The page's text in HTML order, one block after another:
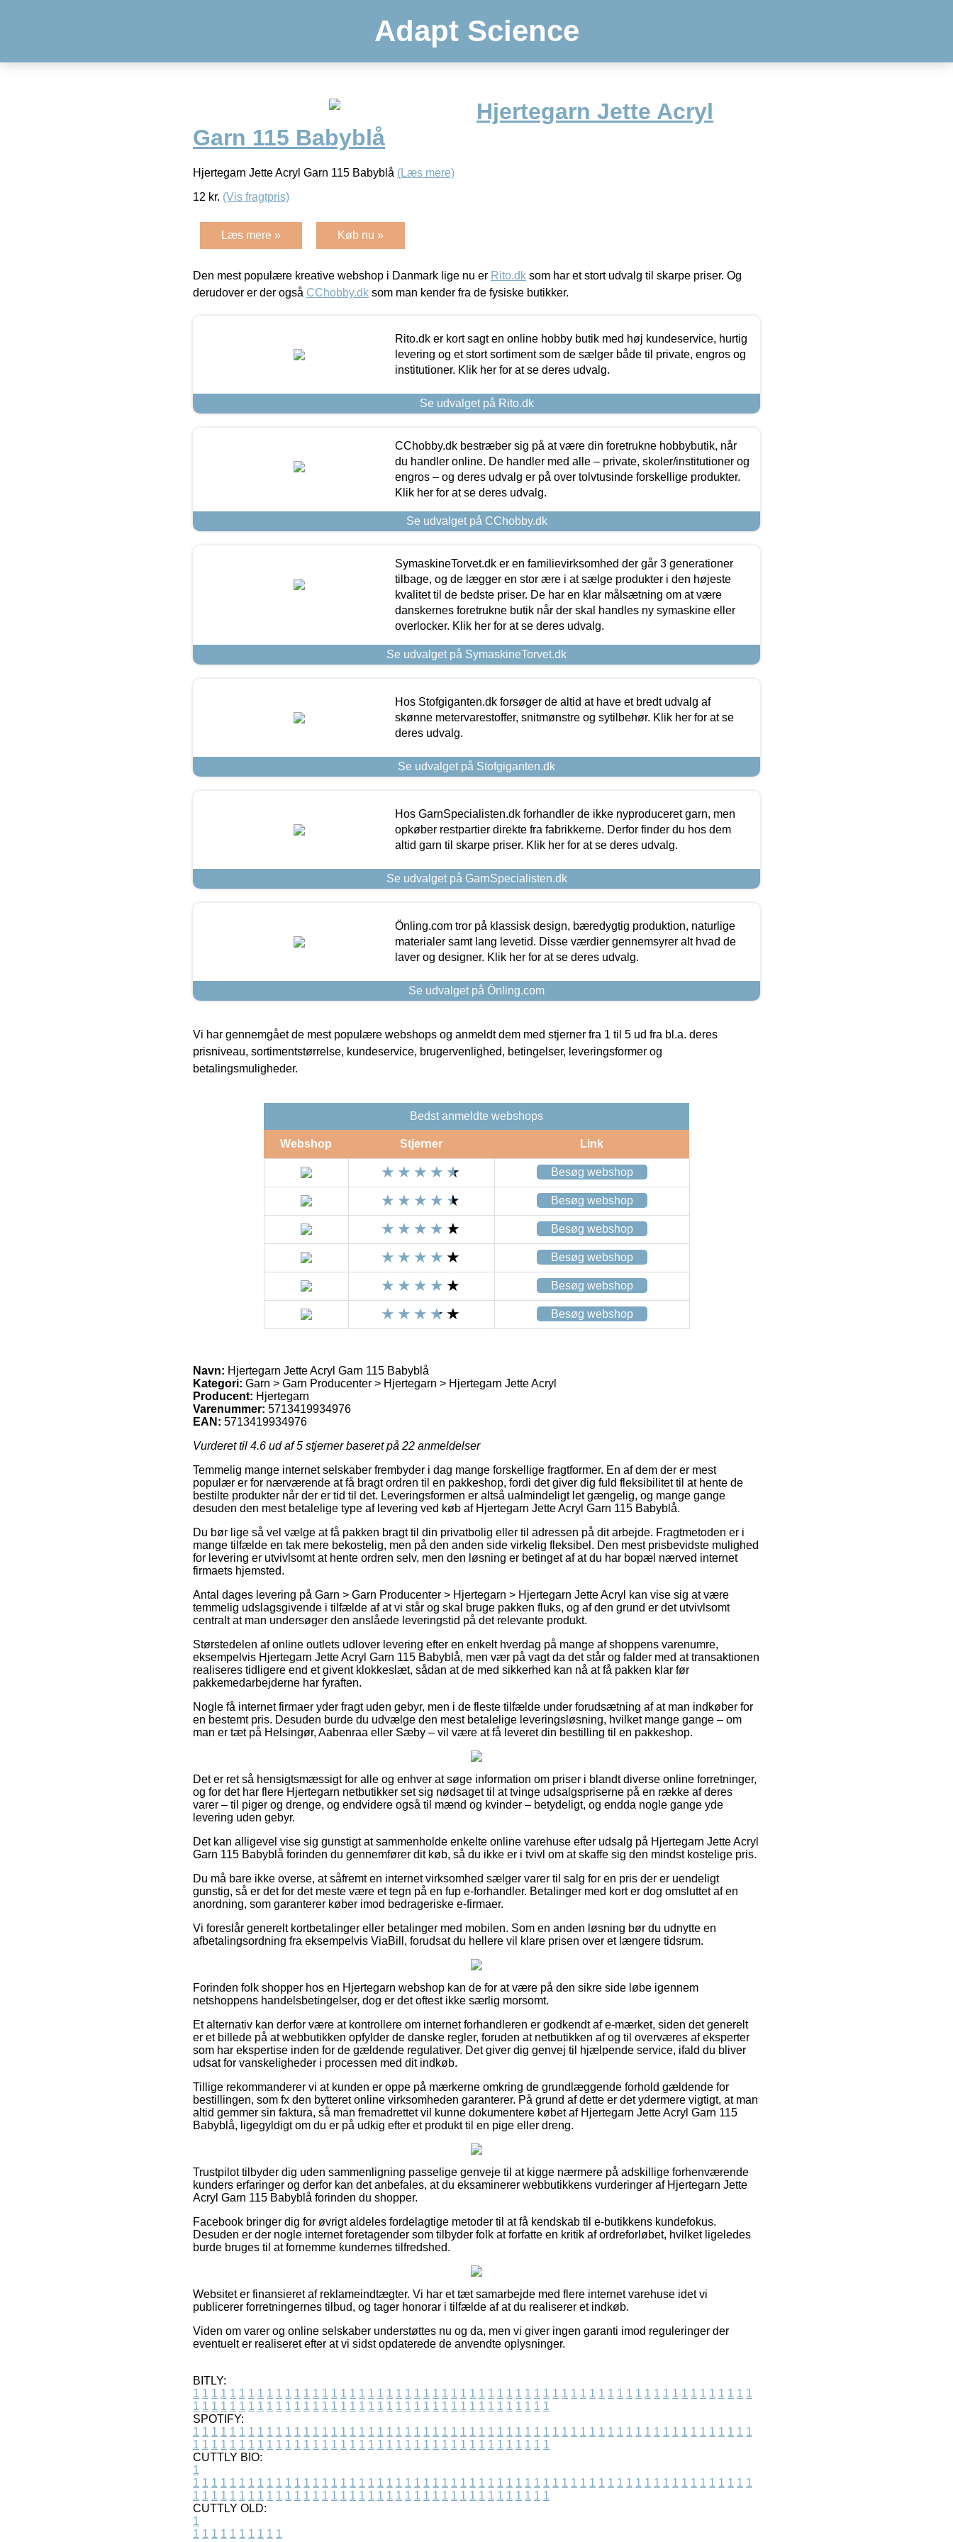
Adapt Science
Hjertegarn Jette Acryl
Garn 115 Babyblå
Hjertegarn Jette Acryl Garn 115 Babyblå (Læs mere)
12 kr. (Vis fragtpris)
Læs mere » Køb nu »
Den mest populære kreative webshop i Danmark lige nu er Rito.dk som har et stort udvalg til skarpe priser. Og
derudover er der også CChobby.dk som man kender fra de fysiske butikker.
Rito.dk er kort sagt en online hobby butik med høj kundeservice, hurtig
levering og et stort sortiment som de sælger både til private, engros og
institutioner. Klik her for at se deres udvalg.
Se udvalget på Rito.dk
CChobby.dk bestræber sig på at være din foretrukne hobbybutik, når
du handler online. De handler med alle – private, skoler/institutioner og
engros – og deres udvalg er på over tolvtusinde forskellige produkter.
Klik her for at se deres udvalg.
Se udvalget på CChobby.dk
SymaskineTorvet.dk er en familievirksomhed der går 3 generationer
tilbage, og de lægger en stor ære i at sælge produkter i den højeste
kvalitet til de bedste priser. De har en klar målsætning om at være
danskernes foretrukne butik når der skal handles ny symaskine eller
overlocker. Klik her for at se deres udvalg.
Se udvalget på SymaskineTorvet.dk
Hos Stofgiganten.dk forsøger de altid at have et bredt udvalg af
skønne metervarestoffer, snitmønstre og sytilbehør. Klik her for at se
deres udvalg.
Se udvalget på Stofgiganten.dk
Hos GarnSpecialisten.dk forhandler de ikke nyproduceret garn, men
opkøber restpartier direkte fra fabrikkerne. Derfor finder du hos dem
altid garn til skarpe priser. Klik her for at se deres udvalg.
Se udvalget på GarnSpecialisten.dk
Önling.com tror på klassisk design, bæredygtig produktion, naturlige
materialer samt lang levetid. Disse værdier gennemsyrer alt hvad de
laver og designer. Klik her for at se deres udvalg.
Se udvalget på Önling.com
Vi har gennemgået de mest populære webshops og anmeldt dem med stjerner fra 1 til 5 ud fra bl.a. deres
prisniveau, sortimentstørrelse, kundeservice, brugervenlighed, betingelser, leveringsformer og
betalingsmuligheder.
Bedst anmeldte webshops
Webshop Stjerner Link
Besøg webshop
Besøg webshop
Besøg webshop
Besøg webshop
Besøg webshop
Besøg webshop
Navn: Hjertegarn Jette Acryl Garn 115 Babyblå
Kategori: Garn > Garn Producenter > Hjertegarn > Hjertegarn Jette Acryl
Producent: Hjertegarn
Varenummer: 5713419934976
EAN: 5713419934976
Vurderet til 4.6 ud af 5 stjerner baseret på 22 anmeldelser
Temmelig mange internet selskaber frembyder i dag mange forskellige fragtformer. En af dem der er mest
populær er for nærværende at få bragt ordren til en pakkeshop, fordi det giver dig fuld fleksibilitet til at hente de
bestilte produkter når der er tid til det. Leveringsformen er altså ualmindeligt let gængelig, og mange gange
desuden den mest betalelige type af levering ved køb af Hjertegarn Jette Acryl Garn 115 Babyblå.
Du bør lige så vel vælge at få pakken bragt til din privatbolig eller til adressen på dit arbejde. Fragtmetoden er i
mange tilfælde en tak mere bekostelig, men på den anden side virkelig fleksibel. Den mest prisbevidste mulighed
for levering er utvivlsomt at hente ordren selv, men den løsning er betinget af at du har bopæl nærved internet
firmaets hjemsted.
Antal dages levering på Garn > Garn Producenter > Hjertegarn > Hjertegarn Jette Acryl kan vise sig at være
temmelig udslagsgivende i tilfælde af at vi står og skal bruge pakken fluks, og af den grund er det utvivlsomt
centralt at man undersøger den anslåede leveringstid på det relevante produkt.
Størstedelen af online outlets udlover levering efter en enkelt hverdag på mange af shoppens varenumre,
eksempelvis Hjertegarn Jette Acryl Garn 115 Babyblå, men vær på vagt da det står og falder med at transaktionen
realiseres tidligere end et givent klokkeslæt, sådan at de med sikkerhed kan nå at få pakken klar før
pakkemedarbejderne har fyraften.
Nogle få internet firmaer yder fragt uden gebyr, men i de fleste tilfælde under forudsætning af at man indkøber for
en bestemt pris. Desuden burde du udvælge den mest betalelige leveringsløsning, hvilket mange gange – om
man er tæt på Helsingør, Aabenraa eller Sæby – vil være at få leveret din bestilling til en pakkeshop.
Det er ret så hensigtsmæssigt for alle og enhver at søge information om priser i blandt diverse online forretninger,
og for det har flere Hjertegarn netbutikker set sig nødsaget til at tvinge udsalgspriserne på en række af deres
varer – til piger og drenge, og endvidere også til mænd og kvinder – betydeligt, og endda nogle gange yde
levering uden gebyr.
Det kan alligevel vise sig gunstigt at sammenholde enkelte online varehuse efter udsalg på Hjertegarn Jette Acryl
Garn 115 Babyblå forinden du gennemfører dit køb, så du ikke er i tvivl om at skaffe sig den mindst kostelige pris.
Du må bare ikke overse, at såfremt en internet virksomhed sælger varer til salg for en pris der er uendeligt
gunstig, så er det for det meste være et tegn på en fup e-forhandler. Betalinger med kort er dog omsluttet af en
anordning, som garanterer køber imod bedrageriske e-firmaer.
Vi foreslår generelt kortbetalinger eller betalinger med mobilen. Som en anden løsning bør du udnytte en
afbetalingsordning fra eksempelvis ViaBill, forudsat du hellere vil klare prisen over et længere tidsrum.
Forinden folk shopper hos en Hjertegarn webshop kan de for at være på den sikre side løbe igennem
netshoppens handelsbetingelser, dog er det oftest ikke særlig morsomt.
Et alternativ kan derfor være at kontrollere om internet forhandleren er godkendt af e-mærket, siden det generelt
er et billede på at webbutikken opfylder de danske regler, foruden at netbutikken af og til overværes af eksperter
som har ekspertise inden for de gældende regulativer. Det giver dig genvej til hjælpende service, ifald du bliver
udsat for vanskeligheder i processen med dit indkøb.
Tillige rekommanderer vi at kunden er oppe på mærkerne omkring de grundlæggende forhold gældende for
bestillingen, som fx den bytteret online virksomheden garanterer. På grund af dette er det ydermere vigtigt, at man
altid gemmer sin faktura, så man fremadrettet vil kunne dokumentere købet af Hjertegarn Jette Acryl Garn 115
Babyblå, ligegyldigt om du er på udkig efter et produkt til en pige eller dreng.
Trustpilot tilbyder dig uden sammenligning passelige genveje til at kigge nærmere på adskillige forhenværende
kunders erfaringer og derfor kan det anbefales, at du eksaminerer webbutikkens vurderinger af Hjertegarn Jette
Acryl Garn 115 Babyblå forinden du shopper.
Facebook bringer dig for øvrigt aldeles fordelagtige metoder til at få kendskab til e-butikkens kundefokus.
Desuden er der nogle internet foretagender som tilbyder folk at forfatte en kritik af ordreforløbet, hvilket ligeledes
burde bruges til at fornemme kundernes tilfredshed.
Websitet er finansieret af reklameindtægter. Vi har et tæt samarbejde med flere internet varehuse idet vi
publicerer forretningernes tilbud, og tager honorar i tilfælde af at du realiserer et indkøb.
Viden om varer og online selskaber understøttes nu og da, men vi giver ingen garanti imod reguleringer der
eventuelt er realiseret efter at vi sidst opdaterede de anvendte oplysninger.
BITLY:
1 1 1 1 1 1 1 1 1 1 1 1 1 1 1 1 1 1 1 1 1 1 1 1 1 1 1 1 1 1 1 1 1 1 1 1 1 1 1 1 1 1 1 1 1 1 1 1 1 1 1 1 1 1 1 1 1 1 1 1 1
1 1 1 1 1 1 1 1 1 1 1 1 1 1 1 1 1 1 1 1 1 1 1 1 1 1 1 1 1 1 1 1 1 1 1 1 1 1 1
SPOTIFY:
1 1 1 1 1 1 1 1 1 1 1 1 1 1 1 1 1 1 1 1 1 1 1 1 1 1 1 1 1 1 1 1 1 1 1 1 1 1 1 1 1 1 1 1 1 1 1 1 1 1 1 1 1 1 1 1 1 1 1 1 1
1 1 1 1 1 1 1 1 1 1 1 1 1 1 1 1 1 1 1 1 1 1 1 1 1 1 1 1 1 1 1 1 1 1 1 1 1 1 1
CUTTLY BIO:
1
1 1 1 1 1 1 1 1 1 1 1 1 1 1 1 1 1 1 1 1 1 1 1 1 1 1 1 1 1 1 1 1 1 1 1 1 1 1 1 1 1 1 1 1 1 1 1 1 1 1 1 1 1 1 1 1 1 1 1 1 1
1 1 1 1 1 1 1 1 1 1 1 1 1 1 1 1 1 1 1 1 1 1 1 1 1 1 1 1 1 1 1 1 1 1 1 1 1 1 1
CUTTLY OLD:
1
1 1 1 1 1 1 1 1 1 1